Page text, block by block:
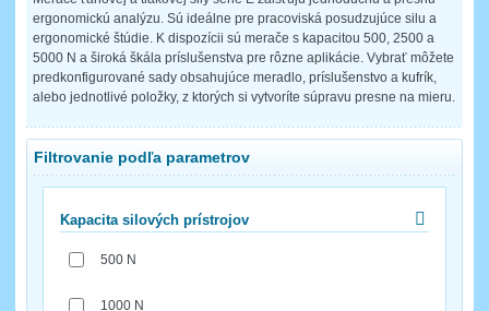
ergonomickú analýzu. Sú ideálne pre pracoviská posudzujúce silu a
ergonomické štúdie. K dispozícii sú merače s kapacitou 500, 2500 a
5000 N a široká škála príslušenstva pre rôzne aplikácie. Vybrať môžete
predkonfigurované sady obsahujúce meradlo, príslušenstvo a kufrík,
alebo jednotlivé položky, z ktorých si vytvoríte súpravu presne na mieru.
Filtrovanie podľa parametrov
Kapacita silových prístrojov
500 N
1000 N